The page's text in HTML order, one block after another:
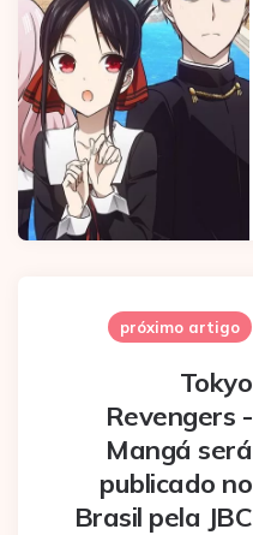
próximo artigo
Tokyo
Revengers -
Mangá será
publicado no
Brasil pela JBC